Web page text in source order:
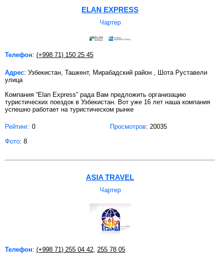
ELAN EXPRESS
Чартер
Телефон: (+998 71) 150 25 45
Адрес: Узбекистан, Ташкент, Мирабадский район , Шота Руставели
улица
Компания “Elan Express” рада Вам предложить организацию
туристических поездок в Узбекистан. Вот уже 16 лет наша компания
успешно работает на туристическом рынке
Рейтинг: 0 Просмотров: 20035
Фото: 8
ASIA TRAVEL
Чартер
Телефон: (+998 71) 255 04 42, 255 78 05